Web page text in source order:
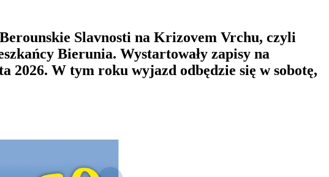
Slavnosti na Krizovem Vrchu, czyli
Bierunia. Wystartowały zapisy na
2026. W tym roku wyjazd odbędzie się w sobotę,